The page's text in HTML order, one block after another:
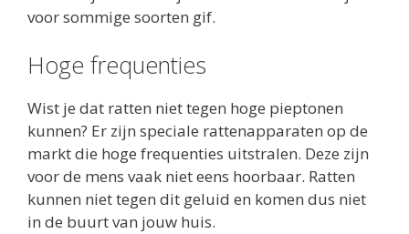
voor sommige soorten gif.
Hoge frequenties
Wist je dat ratten niet tegen hoge pieptonen
kunnen? Er zijn speciale rattenapparaten op de
markt die hoge frequenties uitstralen. Deze zijn
voor de mens vaak niet eens hoorbaar. Ratten
kunnen niet tegen dit geluid en komen dus niet
in de buurt van jouw huis.